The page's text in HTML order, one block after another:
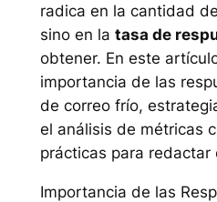
radica en la cantidad
sino en la tasa de
obtener. En este
importancia de las
de correo frío,
el análisis de métricas
prácticas para redactar
Importancia de las